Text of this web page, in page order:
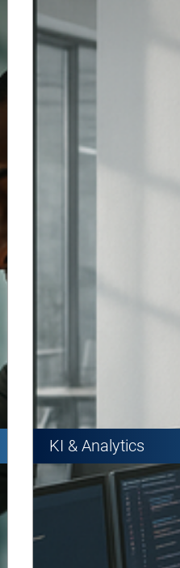
KI & Analytics